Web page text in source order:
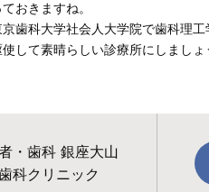
おきますね。
歯科大学社会人大学院で歯科理工
して素晴らしい診療所にしましょ
・歯科 銀座大山
科クリニック